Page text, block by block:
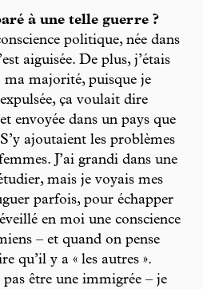
à une telle guerre ?
politique, née dans
aiguisée. De plus, j’étais
ma majorité, puisque je
ça voulait dire
envoyée dans un pays que
ajoutaient les problèmes
J’ai grandi dans une
mais je voyais mes
parfois, pour échapper
en moi une conscience
– et quand on pense
qu’il y a « les autres ».
être une immigrée – je